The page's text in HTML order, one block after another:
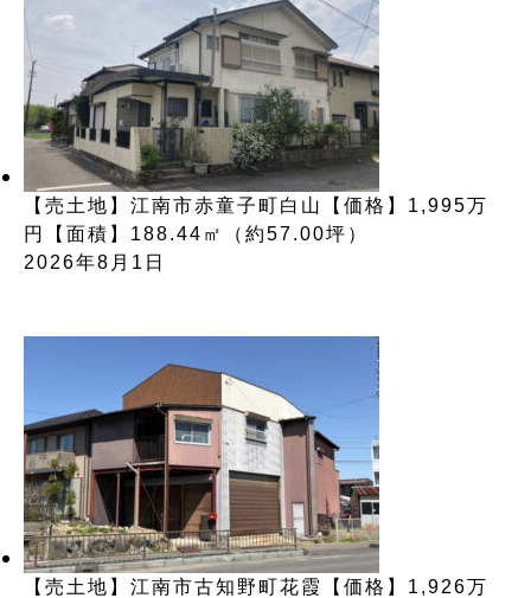
【売土地】江南市赤童子町白山【価格】1,995万
円【面積】188.44㎡（約57.00坪）
2026年8月1日
【売土地】江南市古知野町花霞【価格】1,926万